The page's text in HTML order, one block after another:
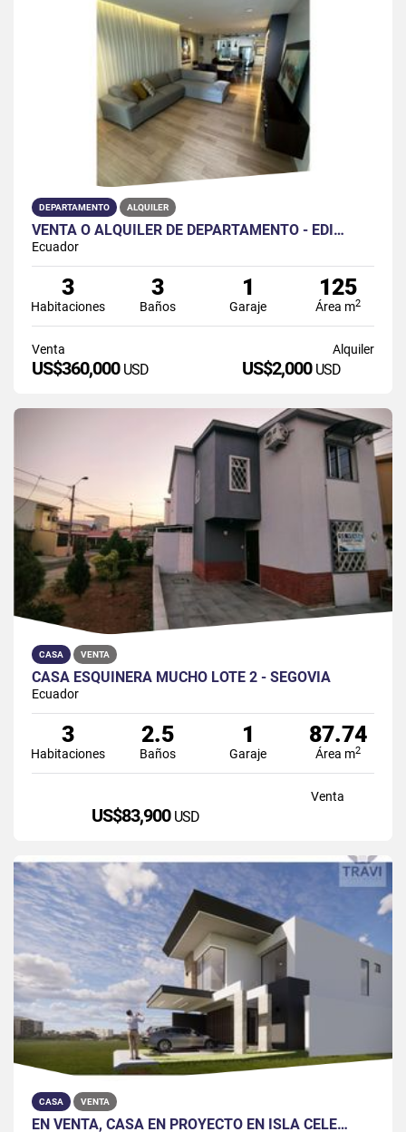
DEPARTAMENTO ALQUILER
VENTA O ALQUILER DE DEPARTAMENTO - EDI…
Ecuador
3
Habitaciones
3
Baños
1
Garaje
125
Área m2
Venta
US$360,000 USD
Alquiler
US$2,000 USD
CASA VENTA
CASA ESQUINERA MUCHO LOTE 2 - SEGOVIA
Ecuador
3
Habitaciones
2.5
Baños
1
Garaje
87.74
Área m2
Venta
US$83,900 USD
CASA VENTA
EN VENTA, CASA EN PROYECTO EN ISLA CELE…